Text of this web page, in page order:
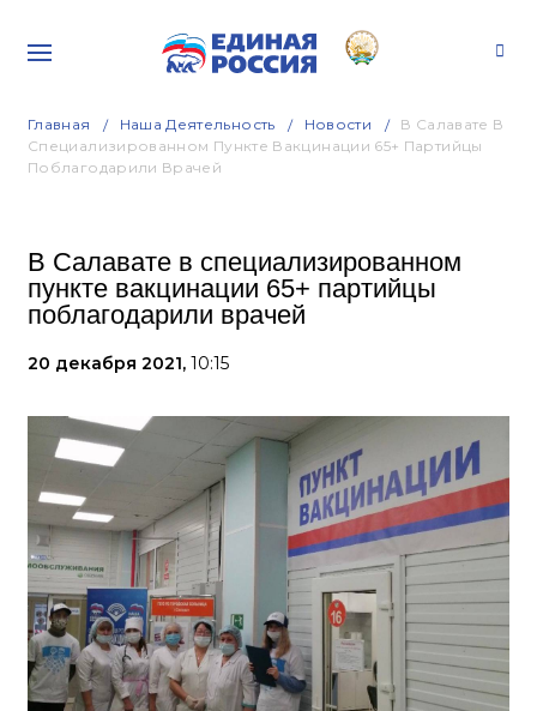
Главная Наша Деятельность Новости
В Салавате В
Специализированном Пункте Вакцинации 65+ Партийцы
Поблагодарили Врачей
В Салавате в специализированном
пункте вакцинации 65+ партийцы
поблагодарили врачей
20 декабря 2021, 10:15